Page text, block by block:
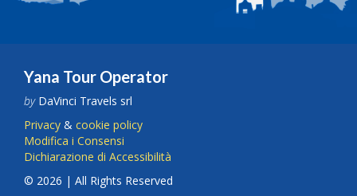
Yana Tour Operator
byDaVinci Travels srl
Privacy & cookie policy
Modifica i Consensi
Dichiarazione di Accessibilità
© 2026 | All Rights Reserved